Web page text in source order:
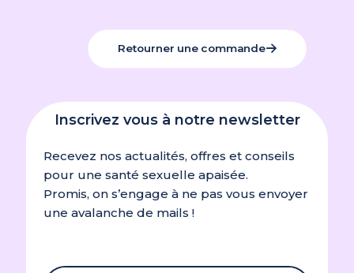
Retourner une commande
Inscrivez vous à notre newsletter
Recevez nos actualités, offres et conseils
pour une santé sexuelle apaisée.
Promis, on s’engage à ne pas vous envoyer
une avalanche de mails !